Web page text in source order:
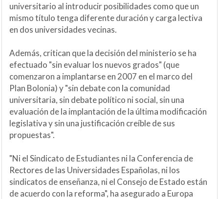
universitario al introducir posibilidades como que un
mismo título tenga diferente duración y carga lectiva
en dos universidades vecinas.
Además, critican que la decisión del ministerio se ha
efectuado "sin evaluar los nuevos grados" (que
comenzaron a implantarse en 2007 en el marco del
Plan Bolonia) y "sin debate con la comunidad
universitaria, sin debate político ni social, sin una
evaluación de la implantación de la última modificación
legislativa y sin una justificación creíble de sus
propuestas".
"Ni el Sindicato de Estudiantes ni la Conferencia de
Rectores de las Universidades Españolas, ni los
sindicatos de enseñanza, ni el Consejo de Estado están
de acuerdo con la reforma", ha asegurado a Europa